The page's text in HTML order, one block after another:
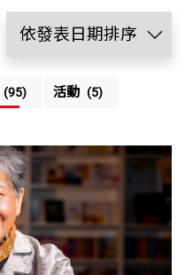
(95) 活動 (5)